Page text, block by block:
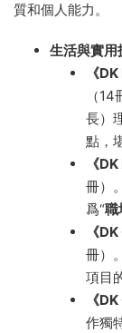
質和個人能力。
生活與實用
《
（
長）
點，
《
冊）
爲“職
《
冊）
項目
《
作獨